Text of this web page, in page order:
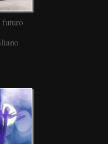
futuro